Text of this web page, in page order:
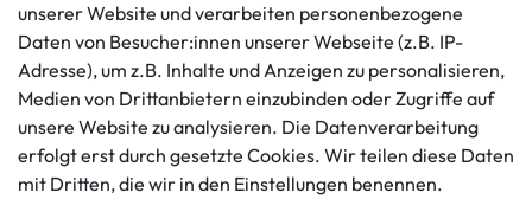
Kundenservice
+49 421 596586
Mo. - Fr. 9 - 16 Uhr
info@gameworld.de
Kontaktformular
Rechtliches
AGB
Impressum
Datenschutzerklärung
Barrierefreiheitserklärung
Widerrufs­recht
unserer Website und verarbeiten personenbezogene
Daten von Besucher:innen unserer Webseite (z.B. IP-
Adresse), um z.B. Inhalte und Anzeigen zu personalisieren,
Medien von Drittanbietern einzubinden oder Zugriffe auf
unsere Website zu analysieren. Die Datenverarbeitung
erfolgt erst durch gesetzte Cookies. Wir teilen diese Daten
mit Dritten, die wir in den Einstellungen benennen.